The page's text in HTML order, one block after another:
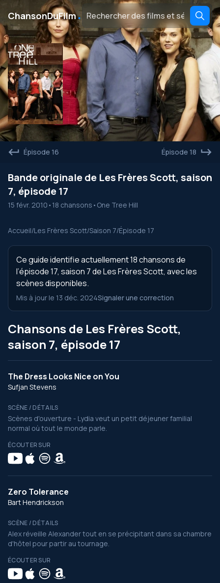
ChansonDuFilm․
Épisode 16 Épisode 18
Bande originale de Les Frères Scott, saison
7, épisode 17
15 févr. 2010 • 18 chansons • One Tree Hill
Accueil/Les Frères Scott/Saison 7/Épisode 17
Ce guide identifie actuellement 18 chansons de
l’épisode 17, saison 7 de Les Frères Scott, avec les
scènes disponibles.
Mis à jour le 13 déc. 2024Signaler une correction
Chansons de Les Frères Scott,
saison 7, épisode 17
The Dress Looks Nice on You
Sufjan Stevens
SCÈNE / DÉTAILS
Scènes d'ouverture - Lydia veut un petit déjeuner familial
normal où tout le monde parle.
ÉCOUTER SUR
Zero Tolerance
Bart Hendrickson
SCÈNE / DÉTAILS
Alex réveille Alexander tout en se précipitant dans sa chambre
d'hôtel pour partir au tournage.
ÉCOUTER SUR